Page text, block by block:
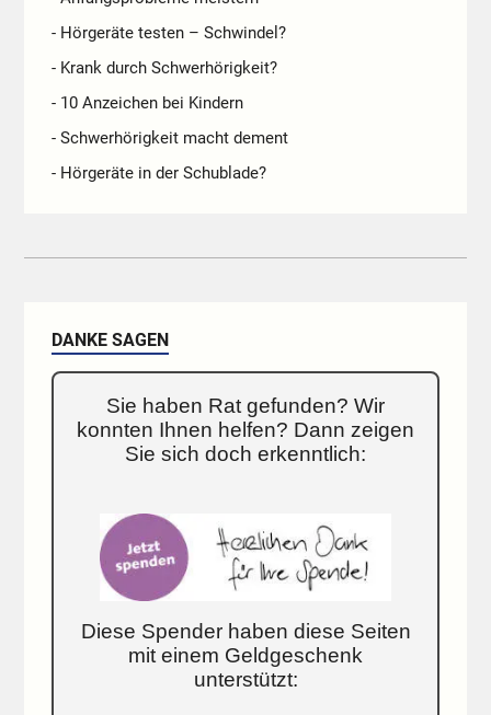
- Hörgeräte testen – Schwindel?
- Krank durch Schwerhörigkeit?
- 10 Anzeichen bei Kindern
- Schwerhörigkeit macht dement
- Hörgeräte in der Schublade?
DANKE SAGEN
Sie haben Rat gefunden? Wir
konnten Ihnen helfen? Dann zeigen
Sie sich doch erkenntlich:
Diese Spender haben diese Seiten
mit einem Geldgeschenk
unterstützt: